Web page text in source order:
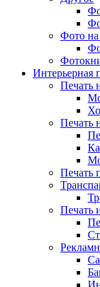
Фото
Интерьерная
Печать
Печать
Печать
Печать